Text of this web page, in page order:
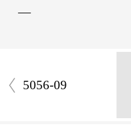
―
5056-09